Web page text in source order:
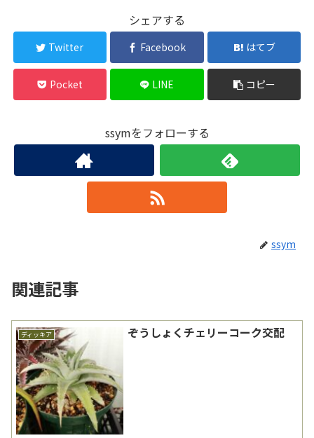
シェアする
Twitter Facebook はてブ
Pocket LINE コピー
ssymをフォローする
ssym
関連記事
ディッキア ぞうしょくチェリーコーク交配